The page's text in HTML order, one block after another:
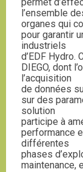
permet
l’ensemble
organes qui
pour garantir
industriels
d’EDF Hydro.
DIEGO, dont
l’acquisition
de données
sur des
solution
participe à
performance
différentes
phases
maintenance,